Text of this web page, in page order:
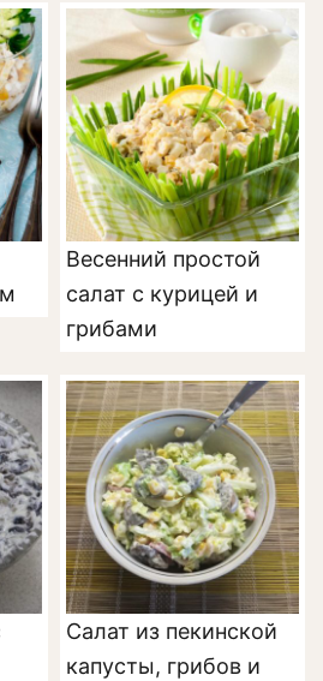
Весенний простой
салат с курицей и
грибами
Салат из пекинской
капусты, грибов и